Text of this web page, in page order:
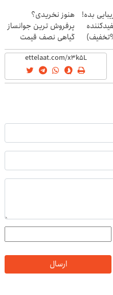
بده!
هنوز نخریدی؟
پرفروش ترین جوانساز
گیاهی نصف قیمت
ارسال